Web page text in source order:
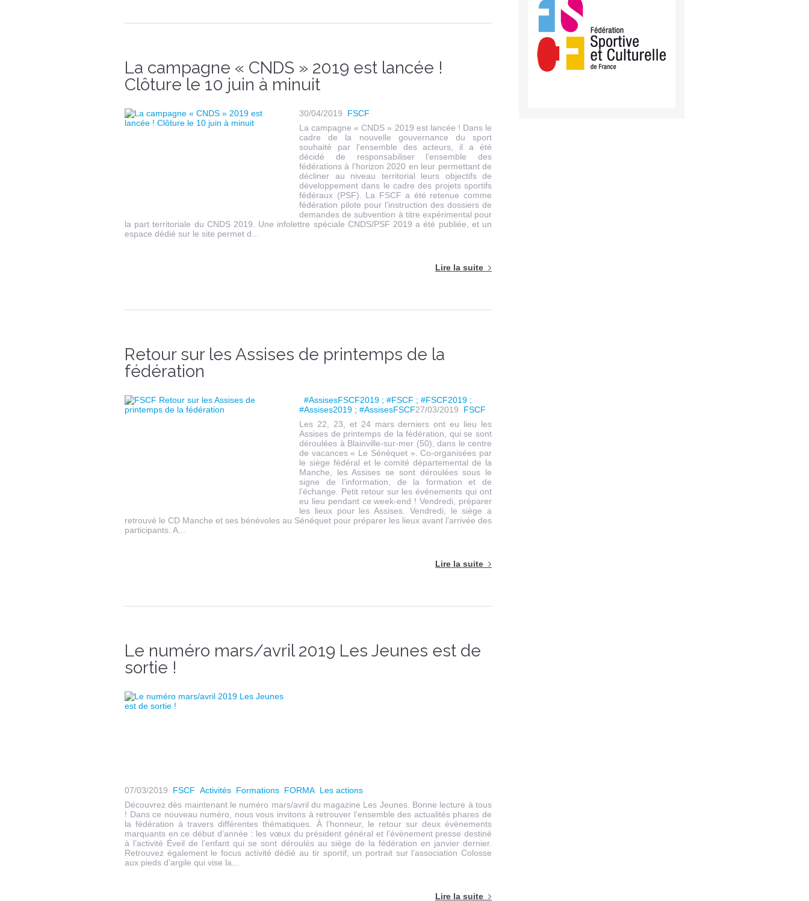
La campagne « CNDS » 2019 est lancée !
Clôture le 10 juin à minuit
30/04/2019
FSCF
La campagne « CNDS » 2019 est lancée ! Dans le
cadre de la nouvelle gouvernance du sport
souhaité par l’ensemble des acteurs, il a été
décidé de responsabiliser l’ensemble des
fédérations à l’horizon 2020 en leur permettant de
décliner au niveau territorial leurs objectifs de
développement dans le cadre des projets sportifs
fédéraux (PSF). La FSCF a été retenue comme
fédération pilote pour l’instruction des dossiers de
demandes de subvention à titre expérimental pour
la part territoriale du CNDS 2019. Une infolettre spéciale CNDS/PSF 2019 a été publiée, et un
espace dédié sur le site permet d...
Lire la suite
Retour sur les Assises de printemps de la
fédération
#AssisesFSCF2019 ; #FSCF ; #FSCF2019 ;
#Assises2019 ; #AssisesFSCF27/03/2019
FSCF
Les 22, 23, et 24 mars derniers ont eu lieu les
Assises de printemps de la fédération, qui se sont
déroulées à Blainville-sur-mer (50), dans le centre
de vacances « Le Sénéquet ». Co-organisées par
le siège fédéral et le comité départemental de la
Manche, les Assises se sont déroulées sous le
signe de l’information, de la formation et de
l’échange. Petit retour sur les événements qui ont
eu lieu pendant ce week-end ! Vendredi, préparer
les lieux pour les Assises. Vendredi, le siège a
retrouvé le CD Manche et ses bénévoles au Sénéquet pour préparer les lieux avant l’arrivée des
participants. A...
Lire la suite
Le numéro mars/avril 2019 Les Jeunes est de
sortie !
07/03/2019 FSCF Activités Formations FORMA Les actions
Découvrez dès maintenant le numéro mars/avril du magazine Les Jeunes. Bonne lecture à tous
! Dans ce nouveau numéro, nous vous invitons à retrouver l’ensemble des actualités phares de
la fédération à travers différentes thématiques. À l’honneur, le retour sur deux évènements
marquants en ce début d’année : les vœux du président général et l’évènement presse destiné
à l’activité Éveil de l’enfant qui se sont déroulés au siège de la fédération en janvier dernier.
Retrouvez également le focus activité dédié au tir sportif, un portrait sur l’association Colosse
aux pieds d’argile qui vise la...
Lire la suite